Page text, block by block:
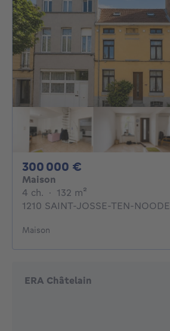
300 000 €
Maison
4 ch. 4 chambres
· 132 m²
1210 SAINT-JOSSE-TEN-NOODE
Maison
ERA Châtelain